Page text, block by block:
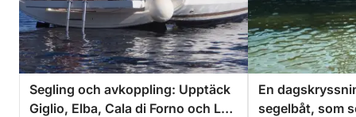
Segling och avkoppling: Upptäck
Giglio, Elba, Cala di Forno och Le
En
segelbåt, som